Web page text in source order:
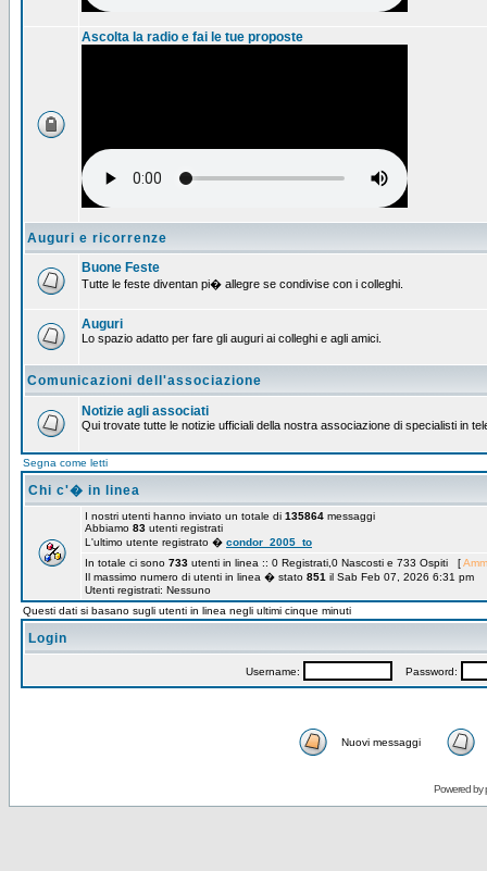
Ascolta la radio e fai le tue proposte
Auguri e ricorrenze
Buone Feste
Tutte le feste diventan pi� allegre se condivise con i colleghi.
Auguri
Lo spazio adatto per fare gli auguri ai colleghi e agli amici.
Comunicazioni dell'associazione
Notizie agli associati
Qui trovate tutte le notizie ufficiali della nostra associazione di specialisti in
Segna come letti
Chi c'� in linea
I nostri utenti hanno inviato un totale di 135864 messaggi
Abbiamo 83 utenti registrati
L'ultimo utente registrato � condor_2005_to
In totale ci sono 733 utenti in linea :: 0 Registrati,0 Nascosti e 733 Ospiti [
Il massimo numero di utenti in linea � stato 851 il Sab Feb 07, 2026 6:31 pm
Utenti registrati: Nessuno
Questi dati si basano sugli utenti in linea negli ultimi cinque minuti
Login
Username: Password:
Nuovi messaggi
Powered by